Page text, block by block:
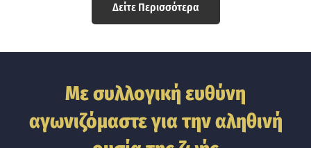
Δείτε Περισσότερα
Με συλλογική ευθύνη
αγωνιζόμαστε για την αληθινή